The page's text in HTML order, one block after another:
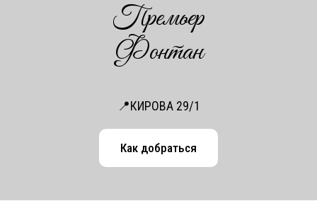
Премьер
Фонтан
📍КИРОВА 29/1
Как добраться